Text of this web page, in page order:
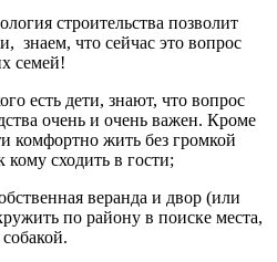
строительства позволит
знаем, что сейчас это вопрос
семей!
есть дети, знают, что вопрос
очень и очень важен. Кроме
комфортно жить без громкой
кому сходить в гости;
веранда и двор (или
по району в поиске места,